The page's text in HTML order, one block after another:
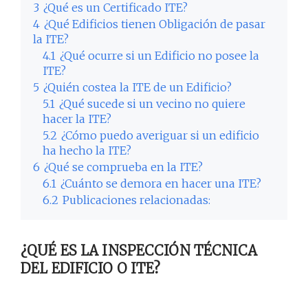
3 ¿Qué es un Certificado ITE?
4 ¿Qué Edificios tienen Obligación de pasar
la ITE?
4.1 ¿Qué ocurre si un Edificio no posee la
ITE?
5 ¿Quién costea la ITE de un Edificio?
5.1 ¿Qué sucede si un vecino no quiere
hacer la ITE?
5.2 ¿Cómo puedo averiguar si un edificio
ha hecho la ITE?
6 ¿Qué se comprueba en la ITE?
6.1 ¿Cuánto se demora en hacer una ITE?
6.2 Publicaciones relacionadas:
¿QUÉ ES LA INSPECCIÓN TÉCNICA
DEL EDIFICIO O ITE?